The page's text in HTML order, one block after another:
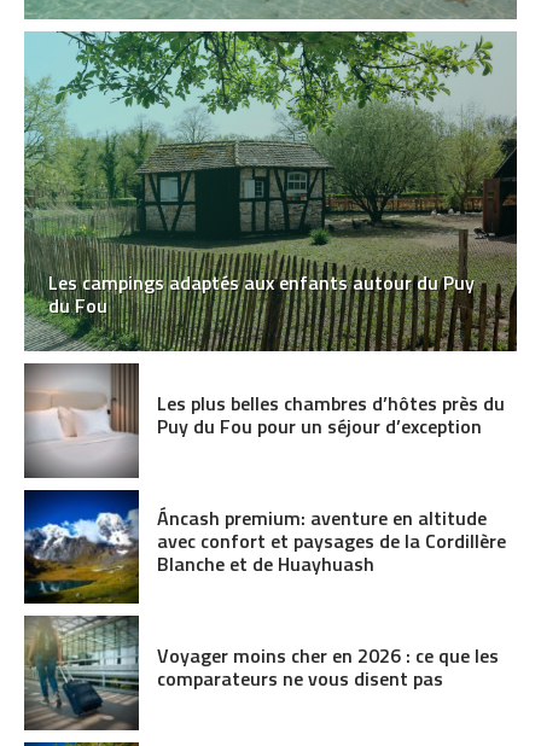
Les campings adaptés aux enfants autour du Puy
du Fou
Les plus belles chambres d’hôtes près du
Puy du Fou pour un séjour d’exception
Áncash premium: aventure en altitude
avec confort et paysages de la Cordillère
Blanche et de Huayhuash
Voyager moins cher en 2026 : ce que les
comparateurs ne vous disent pas